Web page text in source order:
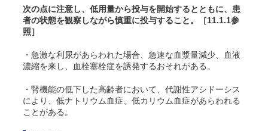
次の点に注意し、低用量から投与を開始するとともに、患
者の状態を観察しながら慎重に投与すること。［11.1.1参
照］
・急激な利尿があらわれた場合、急速な血漿量減少、血液
濃縮を来し、血栓塞栓症を誘発するおそれがある。
・腎機能の低下した高齢者において、代謝性アシドーシス
により、低ナトリウム血症、低カリウム血症があらわれる
ことがある。